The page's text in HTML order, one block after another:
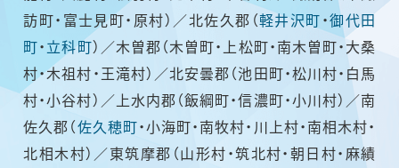
訪町・富士見町・原村）／北佐久郡（軽井沢町・御代田
町・立科町）／木曽郡（木曽町・上松町・南木曽町・大桑
村・木祖村・王滝村）／北安曇郡（池田町・松川村・白馬
村・小谷村）／上水内郡（飯綱町・信濃町・小川村）／南
佐久郡（佐久穂町・小海町・南牧村・川上村・南相木村・
北相木村）／東筑摩郡（山形村・筑北村・朝日村・麻績